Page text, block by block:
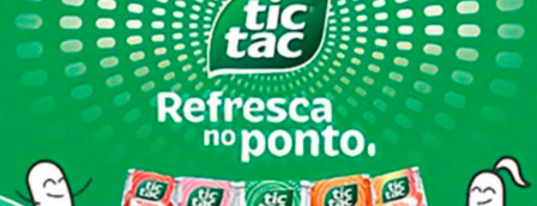
CARREIRA
NOTÍCIAS E ARTIGOS